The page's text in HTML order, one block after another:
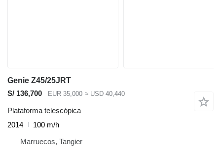
Genie Z45/25JRT
S/ 136,700
EUR 35,000 ≈ USD 40,440
Plataforma telescópica
2014
100 m/h
Marruecos, Tangier